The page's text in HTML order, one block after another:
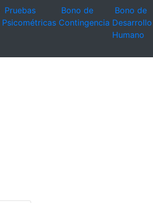
Pruebas
Psicométricas
Bono de
Contingencia
Bono de
Desarrollo
Humano